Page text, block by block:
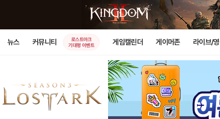
뉴스 커뮤니티
로스트아크
기대평 이벤트
게임캘린더 게이머존 라이브/